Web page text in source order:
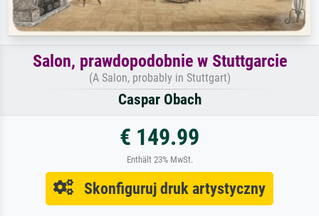
Salon, prawdopodobnie w Stuttgarcie
(A Salon, probably in Stuttgart)
Caspar Obach
€ 149.99
Enthält 23% MwSt.
Skonfiguruj druk artystyczny